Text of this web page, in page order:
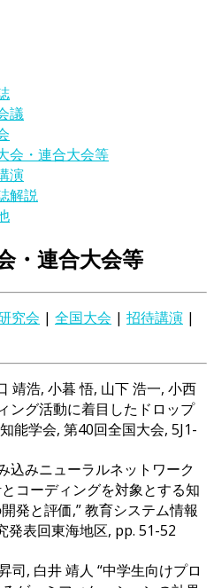
議
会・連合大会等
演
解説
・連合大会等
究会 | 全国大会 | 招待講演 |
靖浩, 小暮 悟, 山下 浩一, 小西
ング活動に着目したドロップ
能学会, 第40回全国大会, 5J1-
込みニューラルネットワーク
コーディングを対象とする知
発と評価,” 教育システム情報
発表回東海地区, pp. 51-52
司, 白井 靖人 “中学生向けプロ